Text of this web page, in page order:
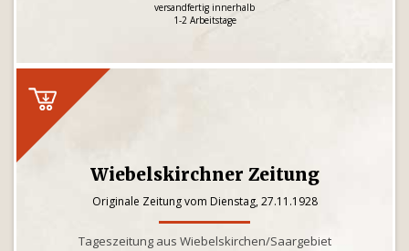
versandfertig innerhalb
1-2 Arbeitstage
Wiebelskirchner Zeitung
Originale Zeitung vom Dienstag, 27.11.1928
Tageszeitung aus Wiebelskirchen/Saargebiet